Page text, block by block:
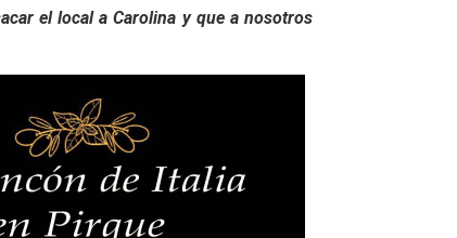
el local a Carolina y que a nosotros